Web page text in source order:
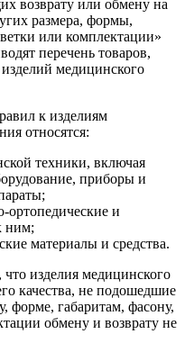
возврату или обмену на
размера, формы,
или комплектации»
перечень товаров,
медицинского
к изделиям
относятся:
техники, включая
приборы и
ортопедические и
ним;
материалы и средства.
изделия медицинского
качества, не подошедшие
форме, габаритам, фасону,
обмену и возврату не